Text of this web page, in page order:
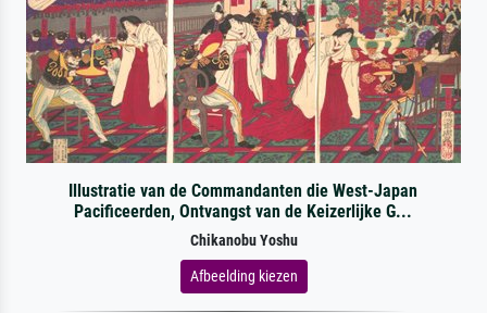
Illustratie van de Commandanten die West-Japan
Pacificeerden, Ontvangst van de Keizerlijke G...
Chikanobu Yoshu
Afbeelding kiezen